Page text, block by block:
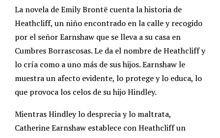
La novela de Emily Brontë cuenta la historia de
Heathcliff, un niño encontrado en la calle y recogido
por el señor Earnshaw que se lleva a su casa en
Cumbres Borrascosas. Le da el nombre de Heathcliff y
lo cría como a uno más de sus hijos. Earnshaw le
muestra un afecto evidente, lo protege y lo educa, lo
que provoca los celos de su hijo Hindley.
Mientras Hindley lo desprecia y lo maltrata,
Catherine Earnshaw establece con Heathcliff un